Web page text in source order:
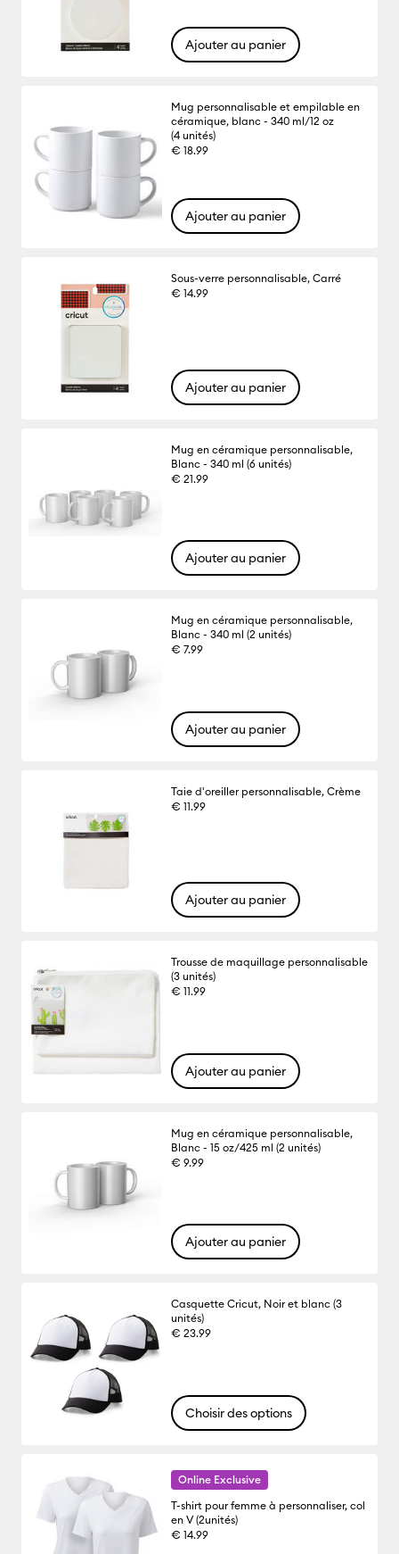
Ajouter au panier
Mug personnalisable et empilable en
céramique, blanc - 340 ml/12 oz
(4 unités)
€ 18.99
Ajouter au panier
Sous-verre personnalisable, Carré
€ 14.99
Ajouter au panier
Mug en céramique personnalisable,
Blanc - 340 ml (6 unités)
€ 21.99
Ajouter au panier
Mug en céramique personnalisable,
Blanc - 340 ml (2 unités)
€ 7.99
Ajouter au panier
Taie d'oreiller personnalisable, Crème
€ 11.99
Ajouter au panier
Trousse de maquillage personnalisable
(3 unités)
€ 11.99
Ajouter au panier
Mug en céramique personnalisable,
Blanc - 15 oz/425 ml (2 unités)
€ 9.99
Ajouter au panier
Casquette Cricut, Noir et blanc (3
unités)
€ 23.99
Choisir des options
Online Exclusive
T-shirt pour femme à personnaliser, col
en V (2unités)
€ 14.99